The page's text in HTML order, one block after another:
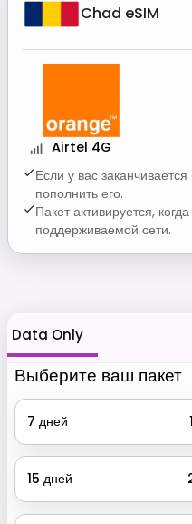
Chad eSIM
Airtel 4G
Если у вас
пополнить его.
Пакет активируется,
поддерживаемой сети.
Data Only
Выберите ваш пакет
7 дней 1
15 дней